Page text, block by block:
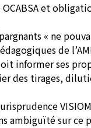
et
« ne
de
informer ses
des tirages,
ambiguïté sur ce